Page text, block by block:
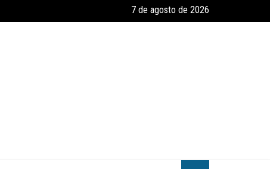
e Reforma – Um Convite ao Estudo da Parábola das Dez
7 de agosto de 2026